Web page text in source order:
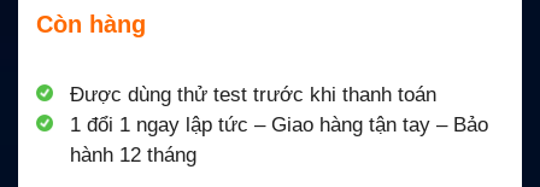
Còn hàng
Được dùng thử test trước khi thanh toán
1 đổi 1 ngay lập tức – Giao hàng tận tay – Bảo
hành 12 tháng